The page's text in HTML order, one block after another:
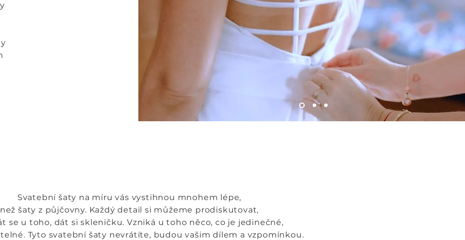
Svatební šaty na míru vás vystihnou mnohem lépe,
než šaty z půjčovny. Každý detail si můžeme prodiskutovat,
se u toho, dát si skleničku. Vzniká u toho něco, co je jedinečné,
Tyto svatební šaty nevrátíte, budou vašim dílem a vzpomínkou.